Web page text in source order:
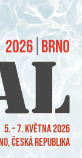
5. - 7. května 2026
Česká republika